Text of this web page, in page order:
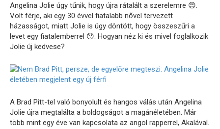
Angelina Jolie úgy tűnik, hogy újra rátalált a szerelemre 😍.
Volt férje, aki egy 30 évvel fiatalabb nővel tervezett
házasságot, miatt Jolie is úgy döntött, hogy összeszűri a
levet egy fiatalemberrel 😯. Hogyan néz ki és mivel foglalkozik
Jolie új kedvese?
A Brad Pitt-tel való bonyolult és hangos válás után Angelina
Jolie újra megtalálta a boldogságot a magánéletében. Már
több mint egy éve van kapcsolata az angol rapperrel, Akalával.